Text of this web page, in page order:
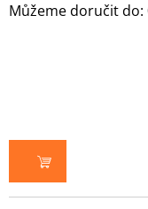
Můžeme doručit do:
DO KOŠÍKU